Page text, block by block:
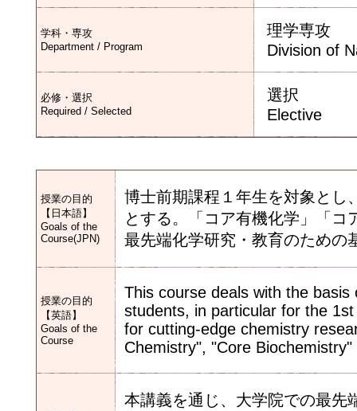
学科・専攻
Department / Program
理学専攻
Division of
必修・選択
Required / Selected
選択
Elective
授業の目的
【日本語】
Goals of the
Course(JPN)
博士前期課程１年生を対象とし
とする。「コア有機化学」「
最先端化学研究・教育のための
授業の目的
【英語】
Goals of the
Course
This course deals with the
students, in particular for the
for cutting-edge chemistry
Chemistry", "Core
本講義を通じ、大学院での最先